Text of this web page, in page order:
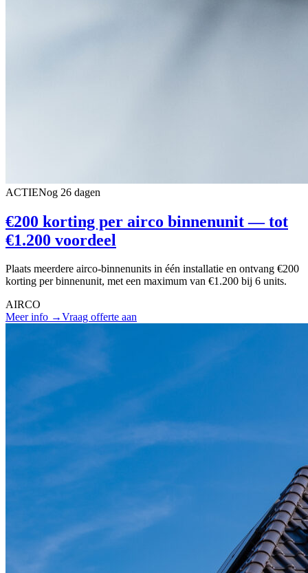
ACTIENog 26 dagen
€200 korting per airco binnenunit — tot
€1.200 voordeel
Plaats meerdere airco-binnenunits in één installatie en ontvang €200
korting per binnenunit, met een maximum van €1.200 bij 6 units.
AIRCO
Meer info →Vraag offerte aan